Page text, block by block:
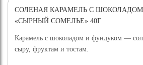
СОЛЕНАЯ КАРАМЕЛЬ С
«СЫРНЫЙ СОМЕЛЬЕ» 40Г
Карамель с шоколадом и фундуком —
сыру, фруктам и тостам.